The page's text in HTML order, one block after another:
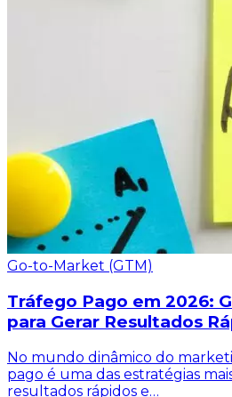
Go-to-Market (GTM)
Tráfego Pago em 2026:
para Gerar Resultados
No mundo dinâmico do
pago é uma das estratégias
resultados rápidos e…